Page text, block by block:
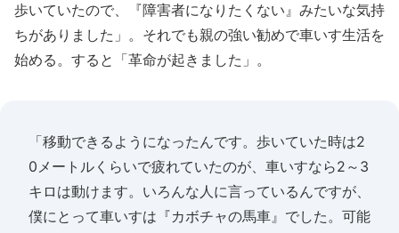
歩いていたので、『障害者になりたくない』みたいな気持
ちがありました」。それでも親の強い勧めで車いす生活を
始める。すると「革命が起きました」。
「移動できるようになったんです。歩いていた時は2
0メートルくらいで疲れていたのが、車いすなら2～3
キロは動けます。いろんな人に言っているんですが、
僕にとって車いすは『カボチャの馬車』でした。可能